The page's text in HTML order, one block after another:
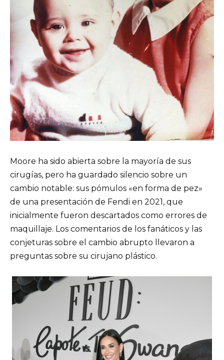
Moore ha sido abierta sobre la mayoría de sus
cirugías, pero ha guardado silencio sobre un
cambio notable: sus pómulos «en forma de pez»
de una presentación de Fendi en 2021, que
inicialmente fueron descartados como errores de
maquillaje. Los comentarios de los fanáticos y las
conjeturas sobre el cambio abrupto llevaron a
preguntas sobre su cirujano plástico.